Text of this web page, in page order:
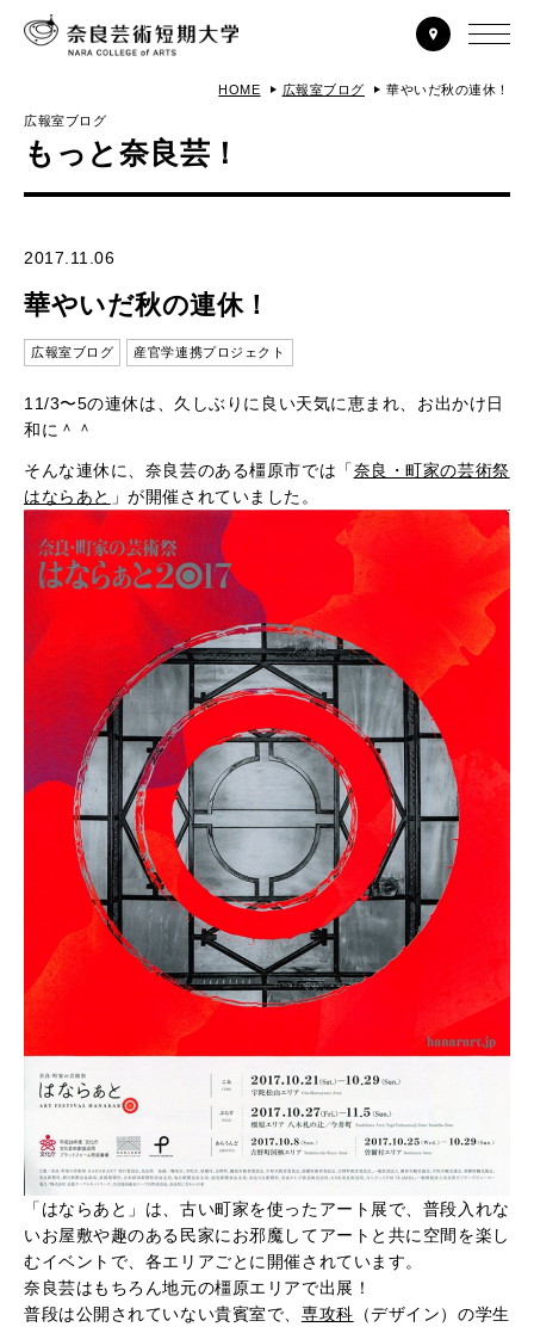
HOME 広報室ブログ 華やいだ秋の連休！
広報室ブログ
もっと奈良芸！
2017.11.06
華やいだ秋の連休！
広報室ブログ 産官学連携プロジェクト
11/3〜5の連休は、久しぶりに良い天気に恵まれ、お出かけ日
和に＾＾
そんな連休に、奈良芸のある橿原市では「奈良・町家の芸術祭
はならあと 」が開催されていました。
「はならあと」は、古い町家を使ったアート展で、普段入れな
いお屋敷や趣のある民家にお邪魔してアートと共に空間を楽し
むイベントで、各エリアごとに開催されています。
奈良芸はもちろん地元の橿原エリアで出展！
普段は公開されていない貴賓室で、 専攻科 （デザイン）の学生